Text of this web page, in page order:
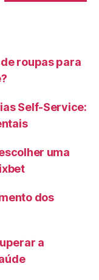
roupas para
Self-Service:
uma
dos
a